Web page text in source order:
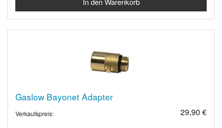
Gaslow Bayonet Adapter
Verkaufspreis: 29,90 €